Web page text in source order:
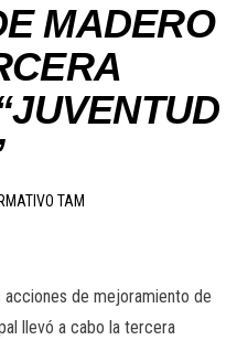
MADERO
TAM
acciones de mejoramiento de
llevó a cabo la tercera